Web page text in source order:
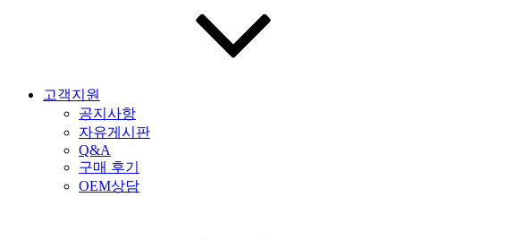
고객지원
공지사항
자유게시판
Q&A
구매 후기
OEM상담